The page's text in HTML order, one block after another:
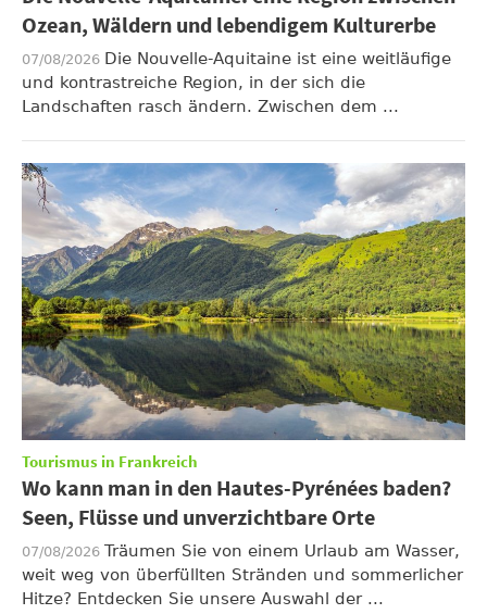
Ozean, Wäldern und lebendigem Kulturerbe
07/08/2026 Die Nouvelle-Aquitaine ist eine weitläufige
und kontrastreiche Region, in der sich die
Landschaften rasch ändern. Zwischen dem ...
Tourismus in Frankreich
Wo kann man in den Hautes-Pyrénées baden?
Seen, Flüsse und unverzichtbare Orte
07/08/2026 Träumen Sie von einem Urlaub am Wasser,
weit weg von überfüllten Stränden und sommerlicher
Hitze? Entdecken Sie unsere Auswahl der ...